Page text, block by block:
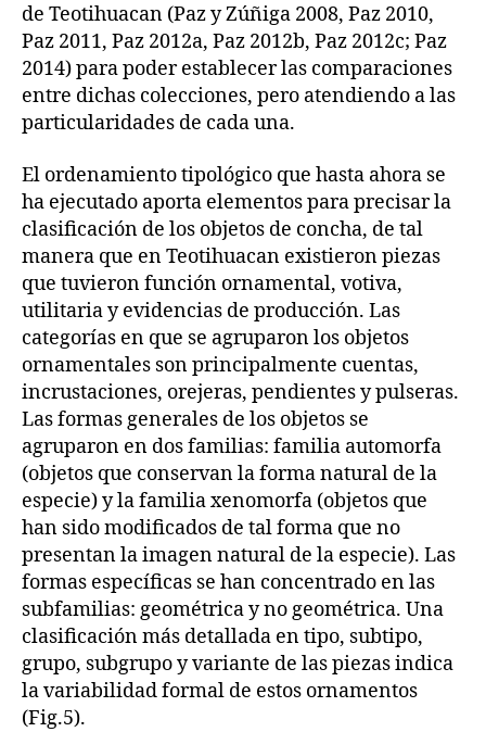
de Teotihuacan (Paz y Zúñiga 2008, Paz 2010,
Paz 2011, Paz 2012a, Paz 2012b, Paz 2012c; Paz
2014) para poder establecer las comparaciones
entre dichas colecciones, pero atendiendo a las
particularidades de cada una.
El ordenamiento tipológico que hasta ahora se
ha ejecutado aporta elementos para precisar la
clasificación de los objetos de concha, de tal
manera que en Teotihuacan existieron piezas
que tuvieron función ornamental, votiva,
utilitaria y evidencias de producción. Las
categorías en que se agruparon los objetos
ornamentales son principalmente cuentas,
incrustaciones, orejeras, pendientes y pulseras.
Las formas generales de los objetos se
agruparon en dos familias: familia automorfa
(objetos que conservan la forma natural de la
especie) y la familia xenomorfa (objetos que
han sido modificados de tal forma que no
presentan la imagen natural de la especie). Las
formas específicas se han concentrado en las
subfamilias: geométrica y no geométrica. Una
clasificación más detallada en tipo, subtipo,
grupo, subgrupo y variante de las piezas indica
la variabilidad formal de estos ornamentos
(Fig.5).